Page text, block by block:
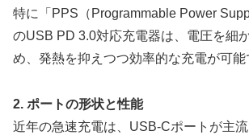
特に「PPS（Programmable Power
のUSB PD 3.0対応充電器は、電圧を細
め、発熱を抑えつつ効率的な充電が可能
2. ポートの形状と性能
近年の急速充電は、USB-Cポートが主流